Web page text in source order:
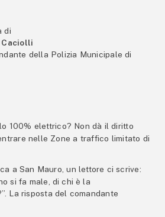
di
Caciolli
della Polizia Municipale di
100% elettrico? Non dà il diritto
nelle Zone a traffico limitato di
a San Mauro, un lettore ci scrive:
si fa male, di chi è la
La risposta del comandante